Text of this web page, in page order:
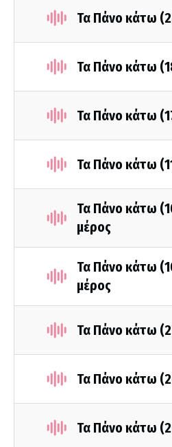
Τα Πάνο κάτω
Τα Πάνο κάτω
Τα Πάνο κάτω
Τα Πάνο κάτω
Τα Πάνο κάτω
μέρος
Τα Πάνο κάτω
μέρος
Τα Πάνο κάτω
Τα Πάνο κάτω
Τα Πάνο κάτω